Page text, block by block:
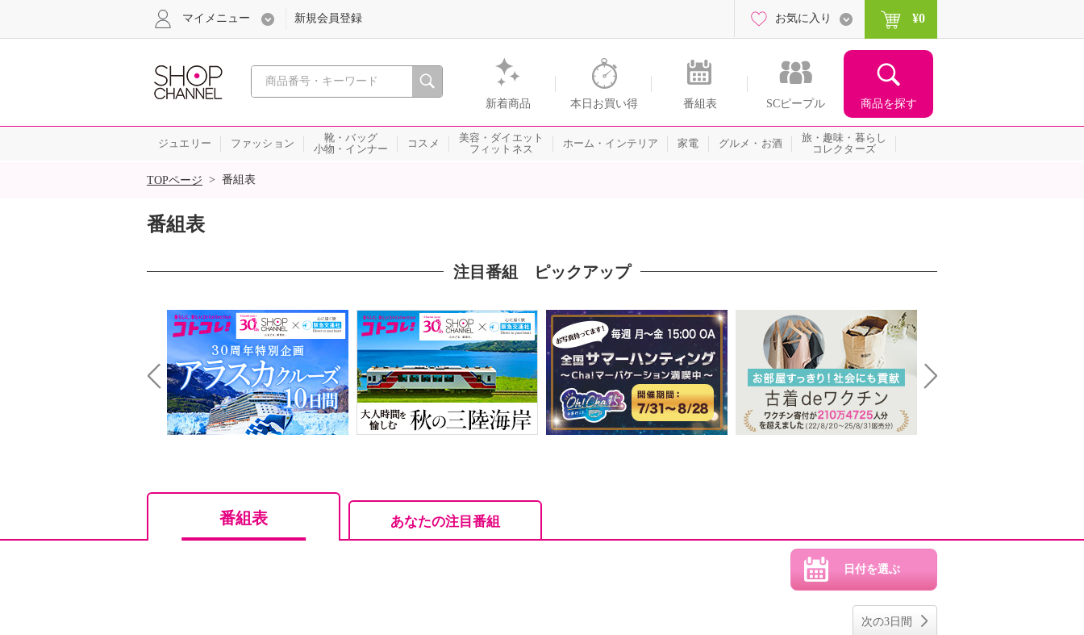
心おどる、瞬間を。通販・テレビショッピングのショップチャンネル
新着商品 本日お買い得 番組表 SCピープル 商品を探す
マイメニュー 新規会員登録 お気に入り ¥0
ジュエリー ファッション
靴・バッグ
小物・インナー
コスメ
美容・ダイエット
フィットネス
ホーム・インテリア 家電 グルメ・お酒
旅・趣味・暮らし
コレクターズ
SALE
TOPページ > 番組表
番組表
注目番組 ピックアップ
Prev
番組表 あなたの注目番組
次の3日間